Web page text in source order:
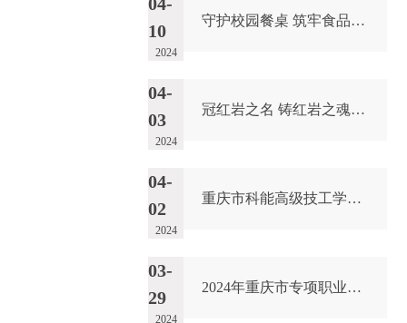
10
2024
守护校园餐桌 筑牢食品安全防线——我校迎接市场监管局校园食品安全专项检查工作
04-
03
2024
冠红岩之名 铸红岩之魂——缅怀革命先烈，文明绿色祭祀
04-
02
2024
重庆市科能高级技工学校召开2024年第三次理论学习中心组专题学习研讨会议
03-
29
2024
2024年重庆市专项职业能力考核工作布置会在我校顺利召开